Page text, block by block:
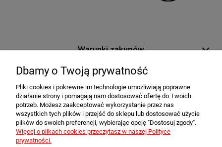
Warunki zakupów
Moje konto
Informacje o sklepie
Newsletter
Dbamy o Twoją prywatność
Pliki cookies i pokrewne im technologie umożliwiają poprawne
działanie strony i pomagają nam dostosować ofertę do Twoich
potrzeb. Możesz zaakceptować wykorzystanie przez nas
wszystkich tych plików i przejść do sklepu lub dostosować użycie
plików do swoich preferencji, wybierając opcję "Dostosuj zgody".
Więcej o plikach cookies przeczytasz w naszej Polityce
prywatności.